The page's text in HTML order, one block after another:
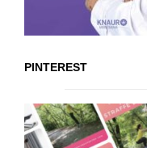
PINTEREST